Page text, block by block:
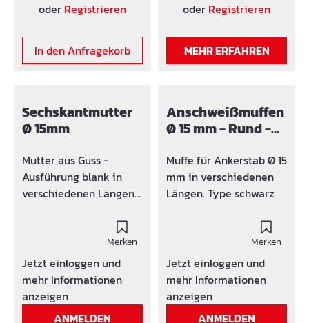
oder Registrieren
In den Anfragekorb
oder Registrieren
MEHR ERFAHREN
Sechskantmutter
Ø 15mm
Mutter aus Guss -
Ausführung blank in
verschiedenen Längen
für Ankerstäbe Ø15mm.
Merken
Jetzt einloggen und
mehr Informationen
anzeigen
ANMELDEN
Anschweißmuffen
Ø 15 mm - Rund -
Muffe für Ankerstab Ø 15
mm in verschiedenen
Längen. Type schwarz
Merken
Jetzt einloggen und
mehr Informationen
anzeigen
ANMELDEN